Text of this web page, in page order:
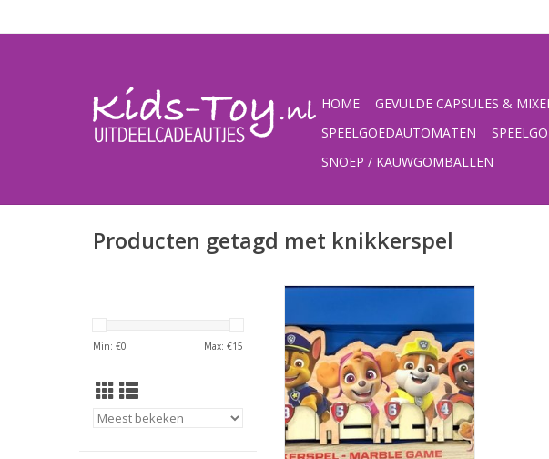
HOME GEVULDE CAPSULES &
SPEELGOEDAUTOMATEN
SNOEP / KAUWGOMBALLEN
Producten getagd met knikkerspel
Min: €0 Max: €15
Paw Patrol knikkerspelMateriaal:
Afmeting verpakking: 32 x 17 x
1,5
TOEVOEGEN AAN WINKELWAGEN